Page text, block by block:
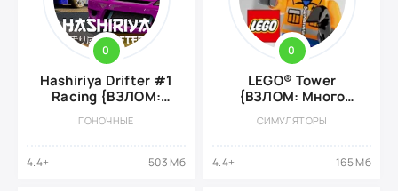
0
Hashiriya Drifter #1
Racing {ВЗЛОМ:
ГОНОЧНЫЕ
4.4+ 503 Мб
0
LEGO® Tower
{ВЗЛОМ: Много
СИМУЛЯТОРЫ
4.4+ 165 Мб